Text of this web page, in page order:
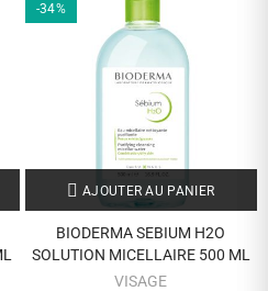
-34%
AJOUTER AU PANIER
BIODERMA SEBIUM H2O
SOLUTION MICELLAIRE 500 ML
VISAGE